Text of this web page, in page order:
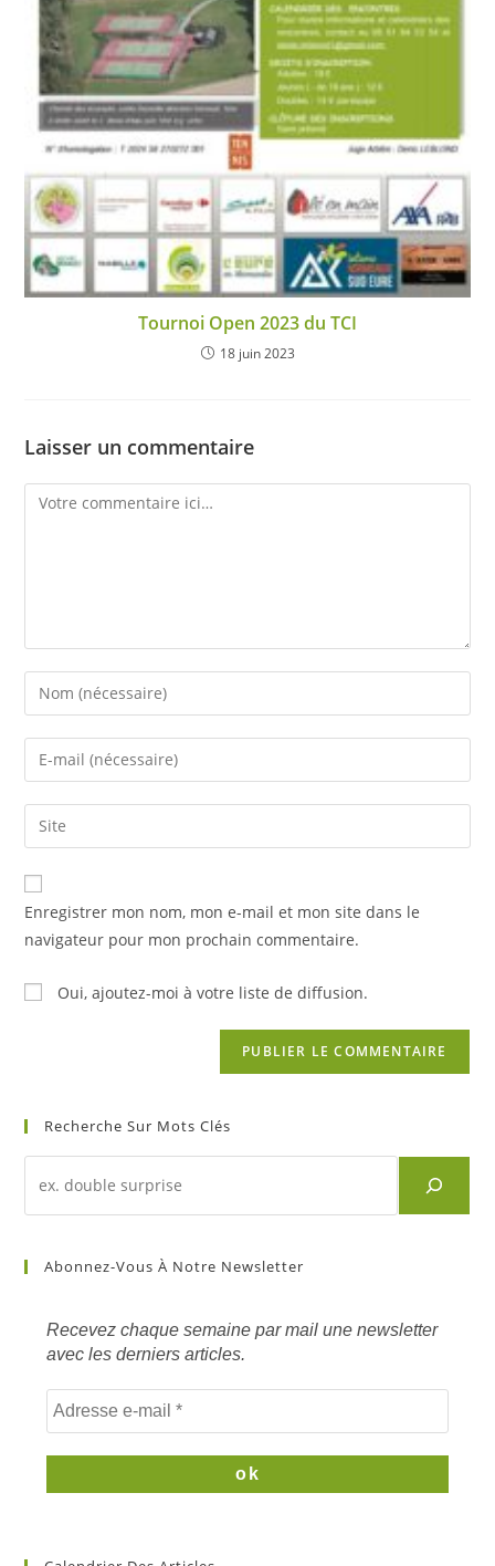
Tournoi Open 2023 du TCI
18 juin 2023
Laisser un commentaire
Enregistrer mon nom, mon e-mail et mon site dans le
navigateur pour mon prochain commentaire.
Oui, ajoutez-moi à votre liste de diffusion.
Recherche Sur Mots Clés
Abonnez-Vous À Notre Newsletter
Recevez chaque semaine par mail une newsletter
avec les derniers articles.